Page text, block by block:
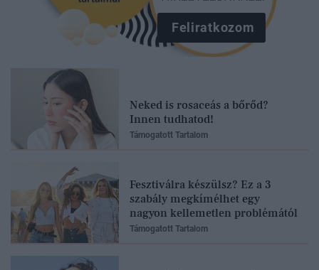
Feliratkozom
Neked is rosaceás a bőrőd?
Innen tudhatod!
Támogatott Tartalom
Fesztiválra készülsz? Ez a 3
szabály megkímélhet egy
nagyon kellemetlen problémától
Támogatott Tartalom